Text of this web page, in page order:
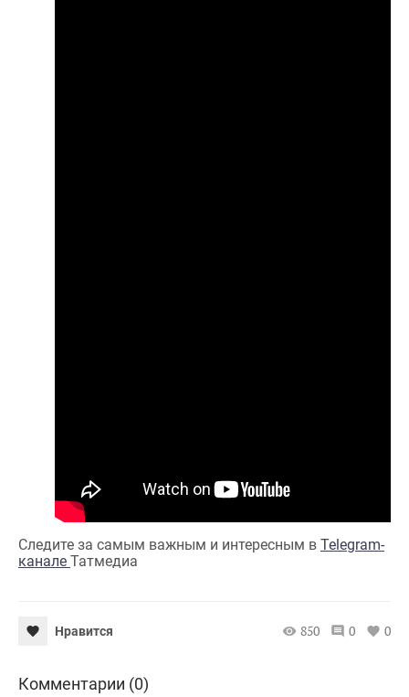
Следите за самым важным и интересным в Telegram-
канале Татмедиа
Нравится 850 0 0
Комментарии (0)